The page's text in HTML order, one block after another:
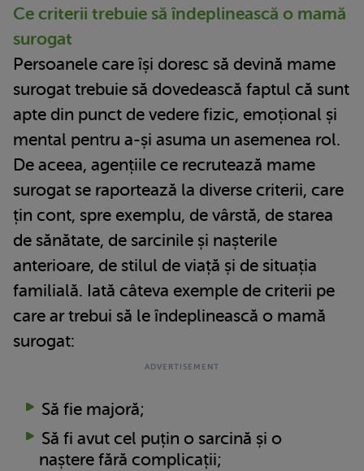
Ce criterii trebuie să îndeplinească o mamă
surogat
Persoanele care își doresc să devină mame
surogat trebuie să dovedească faptul că sunt
apte din punct de vedere fizic, emoțional și
mental pentru a-și asuma un asemenea rol.
De aceea, agențiile ce recrutează mame
surogat se raportează la diverse criterii, care
țin cont, spre exemplu, de vârstă, de starea
de sănătate, de sarcinile și nașterile
anterioare, de stilul de viață și de situația
familială. Iată câteva exemple de criterii pe
care ar trebui să le îndeplinească o mamă
surogat:
Să fie majoră;
Să fi avut cel puțin o sarcină și o
naștere fără complicații;